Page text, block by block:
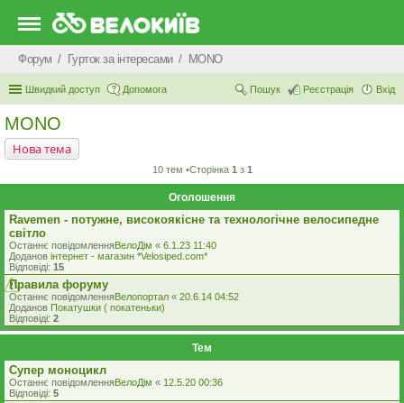
Форум Гурток за інтересами MONO
Швидкий доступ Допомога Вхід
Реєстрація
Пошук
MONO
Нова тема
10 тем •Сторінка 1 з 1
Оголошення
Ravemen - потужне, високоякісне та технологічне велосипедне
світло
Останнє повідомленняВелоДім « 6.1.23 11:40
Доданов iнтернет - магазин *Velosiped.com*
Відповіді: 15
Правила форуму
Останнє повідомленняВелопортал « 20.6.14 04:52
Доданов Покатушки ( покатеньки)
Відповіді: 2
Тем
Супер моноцикл
Останнє повідомленняВелоДім « 12.5.20 00:36
Відповіді: 5